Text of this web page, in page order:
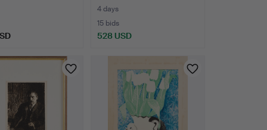
4 days
15 bids
528 USD